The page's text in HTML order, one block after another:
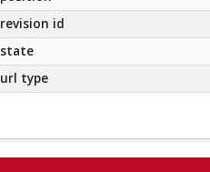
revision id
state
url type